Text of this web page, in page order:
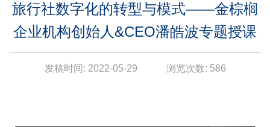
旅行社数字化的转型与模式——金棕榈
企业机构创始人&CEO潘皓波专题授课
发稿时间: 2022-05-29 浏览次数: 586